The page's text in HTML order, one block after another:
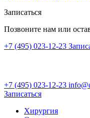
Записаться
Позвоните нам или
+7 (495) 023-12-23
+7 (495) 023-12-23
Записаться
Хирургия